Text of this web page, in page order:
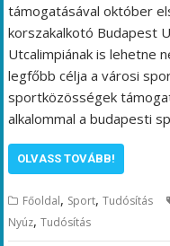
támogatásával október
korszakalkotó Budapest
Utcalimpiának is lehetne
legfőbb célja a városi
sportközösségek
alkalommal a budapesti
OLVASS TOVÁBB!
Főoldal, Sport,Tudósítás
Nyúz,Tudósítás